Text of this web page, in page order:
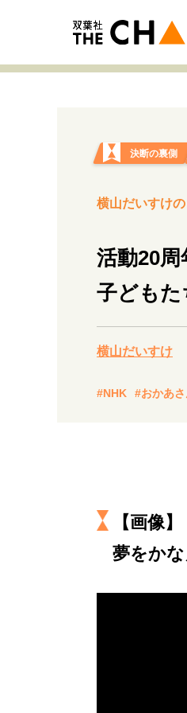
サイト
キャリ
経営・ビ
社会・
決断の裏側
横山だいすけ
活動20
子ども
横山だいすけ
#NHK #おかあ
【画像
夢をか